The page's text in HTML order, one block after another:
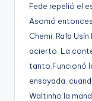
Fede repelió el
Asomó
Chemi. Rafa
acierto. La
tanto.Funcionó
ensayada,
Waltinho la